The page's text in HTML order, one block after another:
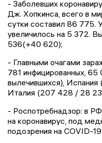
- Заболевших
Дж. Хопкинса, всего в
сутки составил 86
увеличилось на 5 372.
536(+40 620);
- Главными очагами
781 инфицированных,
вылечившихся),
Италия (207 428 / 28
- Роспотребнадзор: в
на коронавирус, под
подозрения на COVID-